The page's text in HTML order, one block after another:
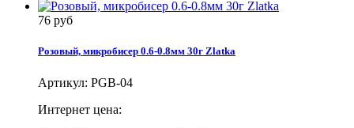
76 руб
Розовый, микробисер 0.6-0.8мм 30г Zlatka
Артикул: PGB-04
Интернет цена: